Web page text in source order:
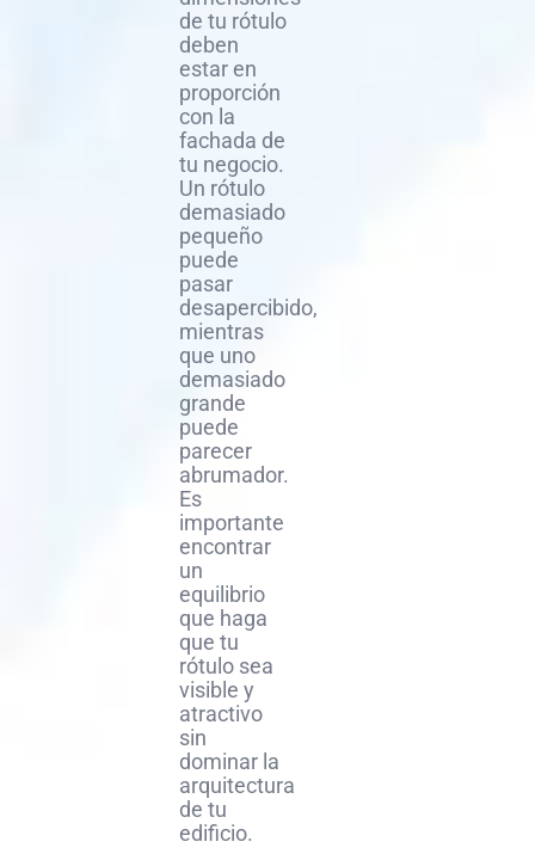
de tu rótulo
deben
estar en
proporción
con la
fachada de
tu negocio.
Un rótulo
demasiado
pequeño
puede
pasar
desapercibido,
mientras
que uno
demasiado
grande
puede
parecer
abrumador.
Es
importante
encontrar
un
equilibrio
que haga
que tu
rótulo sea
visible y
atractivo
sin
dominar la
arquitectura
de tu
edificio.